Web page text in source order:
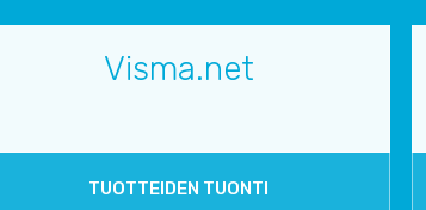
Visma.net
TUOTTEIDEN TUONTI